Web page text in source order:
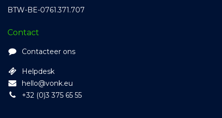
BTW-BE-0761.371.707
Contact
Contacteer ons
Helpdesk
hello@vonk.eu
+32 (0)3 375 65 55